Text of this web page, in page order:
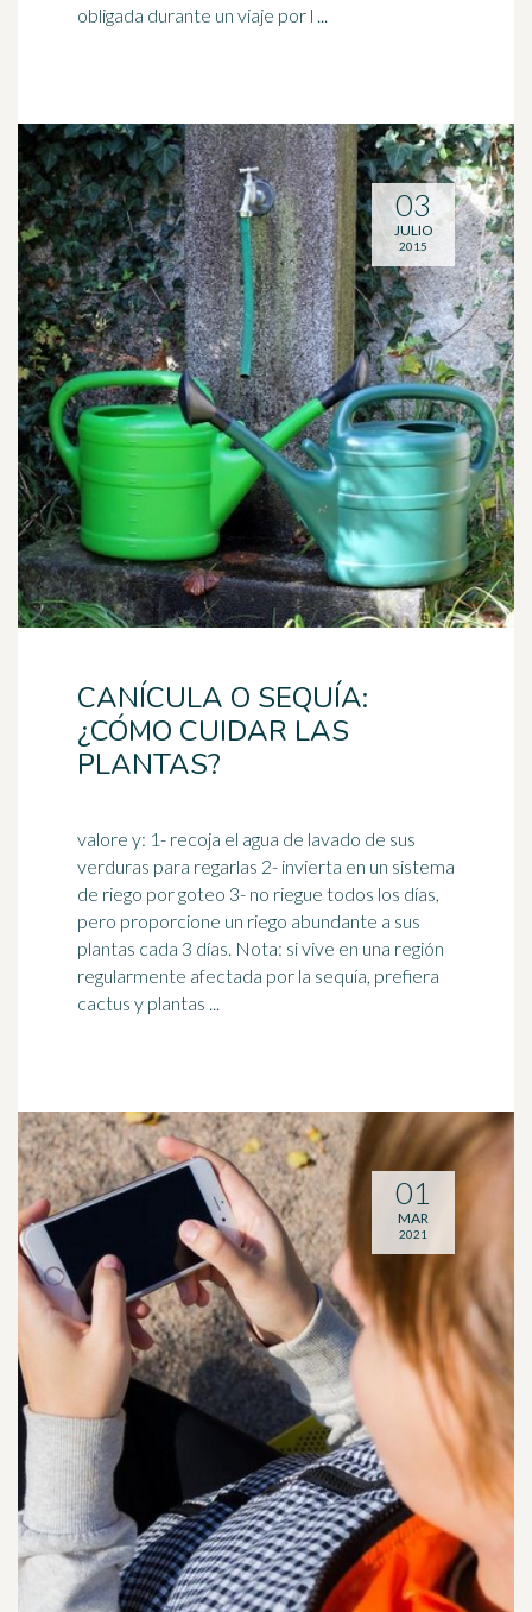
obligada durante un viaje por l ...
CANÍCULA O SEQUÍA:
¿CÓMO CUIDAR LAS
PLANTAS?
valore y: 1- recoja el agua de lavado de sus
verduras para regarlas 2- invierta en un sistema
de riego por goteo 3- no riegue todos los días,
pero proporcione un riego abundante a sus
plantas cada 3 días. Nota: sivive en una región
regularmente afectada por la sequía, prefiera
cactus y plantas ...
03
JULIO
2015
01
MAR
2021